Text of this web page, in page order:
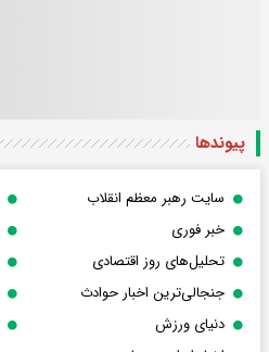
پیوندها
سایت رهبر معظم انقلاب
خبر فوری
تحلیل‌های روز اقتصادی
جنجالی‌ترین اخبار حوادث
دنیای ورزش